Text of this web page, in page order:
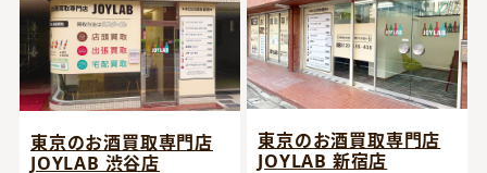
東京のお酒買取専門店
JOYLAB 渋谷店
東京のお酒買取専門店
JOYLAB 新宿店